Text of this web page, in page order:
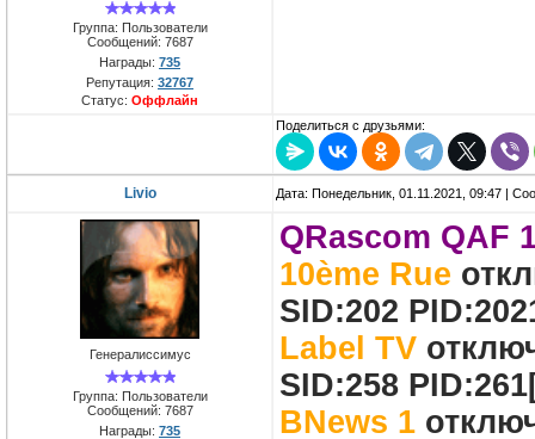
Группа: Пользователи
Сообщений: 7687
Награды: 735
Репутация: 32767
Статус: Оффлайн
Поделиться с друзьями:
Livio Дата: Понедельник, 01.11.2021, 09:47 |
Генералиссимус
Группа: Пользователи
Сообщений: 7687
Награды: 735
QRascom QAF
10ème Rue
SID:202
Label TV
SID:258
BNews 1